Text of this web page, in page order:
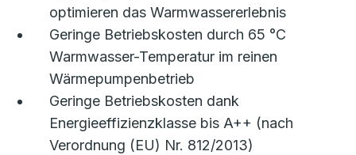
optimieren das Warmwassererlebnis
Geringe Betriebskosten durch 65 °C
Warmwasser-Temperatur im reinen
Wärmepumpenbetrieb
Geringe Betriebskosten dank
Energieeffizienzklasse bis A++ (nach
Verordnung (EU) Nr. 812/2013)